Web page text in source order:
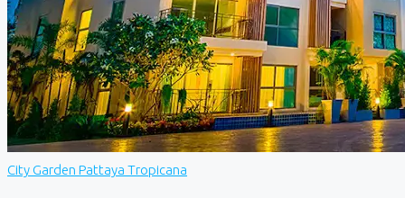
City Garden Pattaya Tropicana